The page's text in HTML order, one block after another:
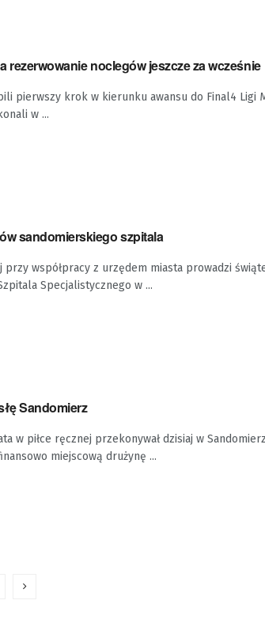
rezerwowanie noclegów jeszcze za wcześnie
pierwszy krok w kierunku awansu do Final4 Ligi
w ...
sandomierskiego szpitala
przy współpracy z urzędem miasta prowadzi
Specjalistycznego w ...
Sandomierz
w piłce ręcznej przekonywał dzisiaj w
miejscową drużynę ...